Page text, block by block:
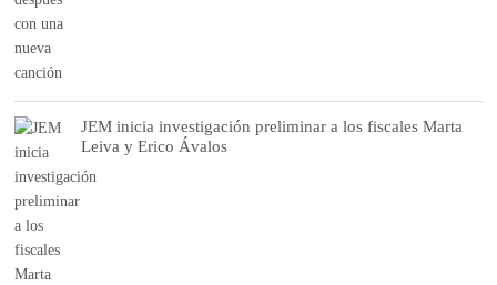
JEM inicia investigación preliminar a los fiscales Marta
Leiva y Erico Ávalos